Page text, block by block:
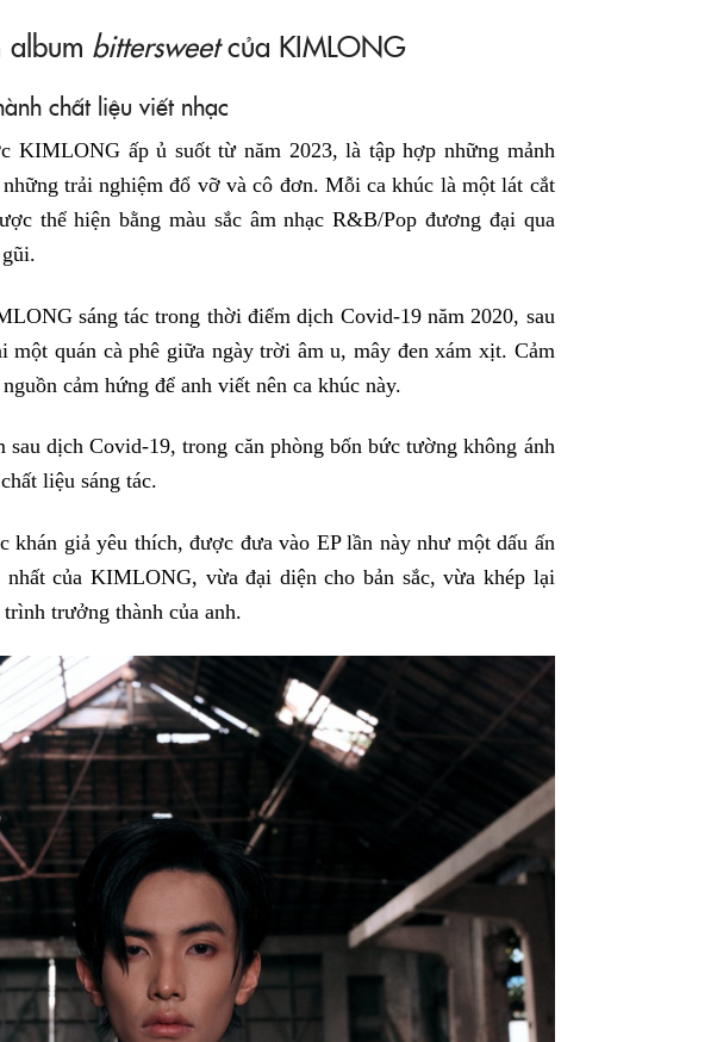
bittersweetcủa KIMLONG
chất liệu viết nhạc
KIMLONG ấp ủ suốt từ năm 2023, là tập hợp những mảnh
những trải nghiệm đổ vỡ và cô đơn. Mỗi ca khúc là một lát cắt
thể hiện bằng màu sắc âm nhạc R&B/Pop đương đại qua
sáng tác trong thời điểm dịch Covid-19 năm 2020, sau
một quán cà phê giữa ngày trời âm u, mây đen xám xịt. Cảm
cảm hứng để anh viết nên ca khúc này.
sau dịch Covid-19, trong căn phòng bốn bức tường không ánh
liệu sáng tác.
khán giả yêu thích, được đưa vào EP lần này như một dấu ấn
nhất của KIMLONG, vừa đại diện cho bản sắc, vừa khép lại
trưởng thành của anh.